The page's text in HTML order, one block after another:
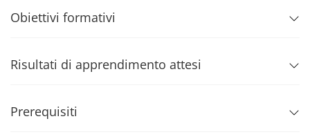
Obiettivi formativi
Risultati di apprendimento attesi
Prerequisiti